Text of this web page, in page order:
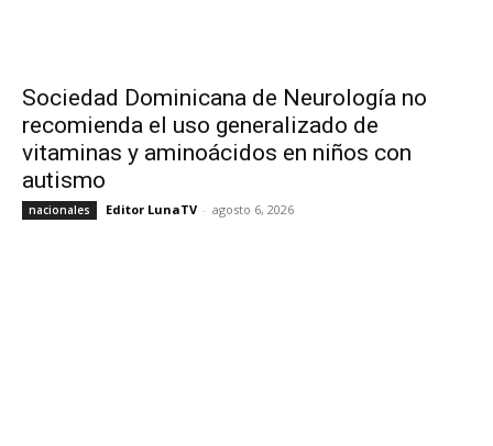
Sociedad Dominicana de Neurología no
recomienda el uso generalizado de
vitaminas y aminoácidos en niños con
autismo
nacionales Editor LunaTV - agosto 6, 2026